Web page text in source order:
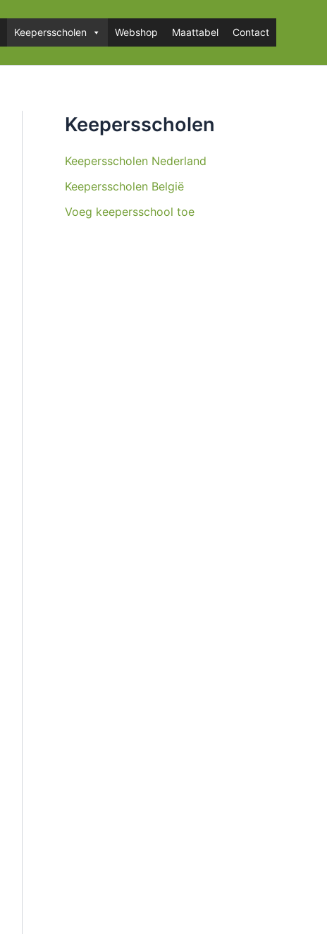
Keepersscholen Webshop Maattabel Contact
Keepersscholen
Keepersscholen Nederland
Keepersscholen België
Voeg keepersschool toe